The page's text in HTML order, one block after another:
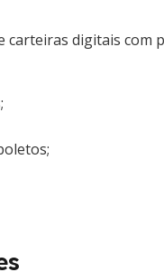
carteiras digitais com